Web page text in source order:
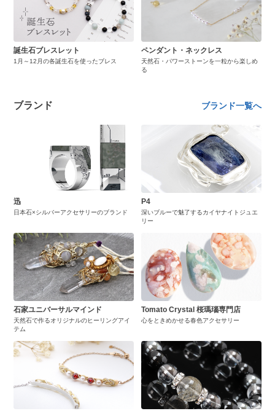
誕生石ブレスレット
1月～12月の各誕生石を使ったブレス
ペンダント・ネックレス
天然石・パワーストーンを一粒から楽しめ
る
ブランド ブランド一覧へ
迅
日本石×シルバーアクセサリーのブランド
P4
深いブルーで魅了するカイヤナイトジュエ
リー
石家ユニバーサルマインド
天然石で作るオリジナルのヒーリングアイ
テム
Tomato Crystal 桜瑪瑙専門店
心をときめかせる春色アクセサリー